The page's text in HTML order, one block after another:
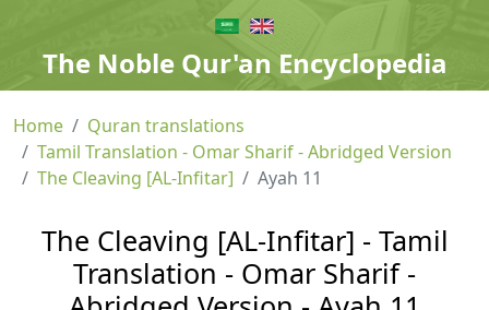
The Noble Qur'an Encyclopedia
Home
Quran translations
Tamil Translation - Omar Sharif - Abridged Version
The Cleaving [AL-Infitar]
Ayah 11
The Cleaving [AL-Infitar] - Tamil
Translation - Omar Sharif -